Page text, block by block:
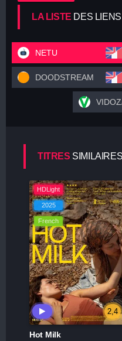
LA LISTE DES
NETU
DOODSTREAM
TITRES SIMILAIRES
HDLight
2025
French
2,4
Hot Milk